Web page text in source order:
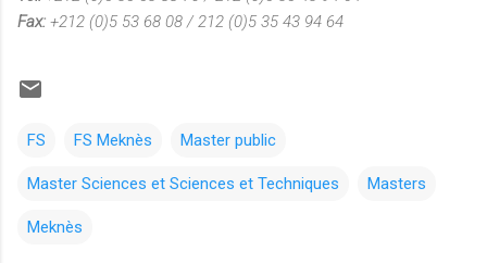
Fax: +212 (0)5 53 68 08 / 212 (0)5 35 43 94 64
FS FS Meknès Master public
Master Sciences et Sciences et Techniques Masters
Meknès